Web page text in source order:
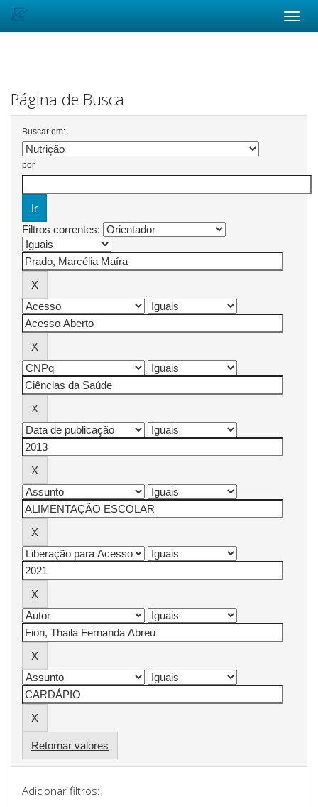
Página de Busca
Buscar em:
por
Filtros correntes:
Retornar valores
Adicionar filtros: